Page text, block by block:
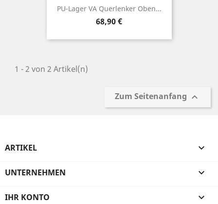
PU-Lager VA Querlenker Oben...
Preis
68,90 €
1 - 2 von 2 Artikel(n)
Zum Seitenanfang 
ARTIKEL 
UNTERNEHMEN 
IHR KONTO 